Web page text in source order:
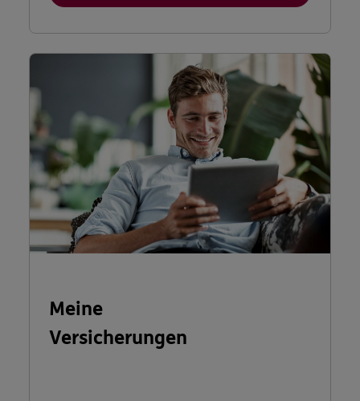
Meine
Versicherungen